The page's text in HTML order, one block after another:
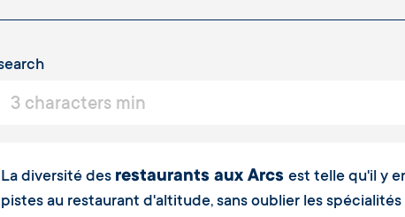
La diversité des restaurants aux Arcs est telle qu'il y
pistes au restaurant d'altitude, sans oublier les